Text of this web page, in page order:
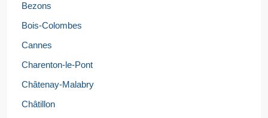
Bezons
Bois-Colombes
Cannes
Charenton-le-Pont
Châtenay-Malabry
Châtillon